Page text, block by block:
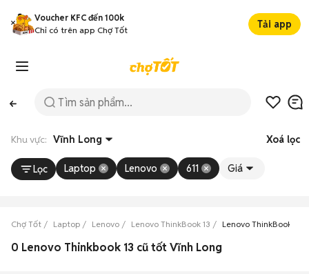
Voucher KFC đến 100k
Chỉ có trên app Chợ Tốt
Tải app
Khu vực: Vĩnh Long Xoá lọc
Lọc Laptop Lenovo 611 Giá
Chợ Tốt Laptop Lenovo Lenovo ThinkBook 13 Lenovo ThinkBook 13
0 Lenovo Thinkbook 13 cũ tốt Vĩnh Long